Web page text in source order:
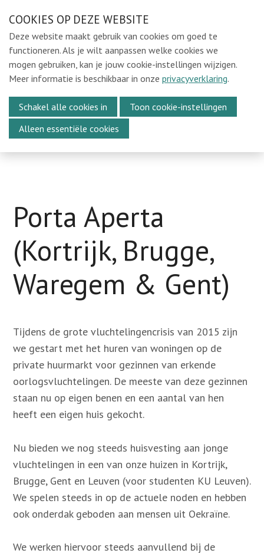
links
over
Spring
naar
de
navigatie
Spring
naar
Ons e-mailadres:
sintmichielsbeweging@gmail.com
Porta Aperta
(Kortrijk, Brugge,
Waregem & Gent)
Tijdens de grote vluchtelingencrisis van 2015 zijn
we gestart met het huren van woningen op de
private huurmarkt voor gezinnen van erkende
oorlogsvluchtelingen. De meeste van deze gezinnen
staan nu op eigen benen en een aantal van hen
heeft een eigen huis gekocht.
Nu bieden we nog steeds huisvesting aan jonge
vluchtelingen in een van onze huizen in Kortrijk,
Brugge, Gent en Leuven (voor studenten KU Leuven).
We spelen steeds in op de actuele noden en hebben
ook onderdak geboden aan mensen uit Oekraïne.
We werken hiervoor steeds aanvullend bij de
Locaties
Over Ons
Media
Kalender
Vrijwilligers oudejaarsavond
Contact
Account
COOKIES OP DEZE WEBSITE
Deze website maakt gebruik van cookies om goed te
functioneren. Als je wilt aanpassen welke cookies we
mogen gebruiken, kan je jouw cookie-instellingen wijzigen.
Meer informatie is beschikbaar in onze privacyverklaring.
Schakel alle cookies in
Toon cookie-instellingen
Alleen essentiële cookies